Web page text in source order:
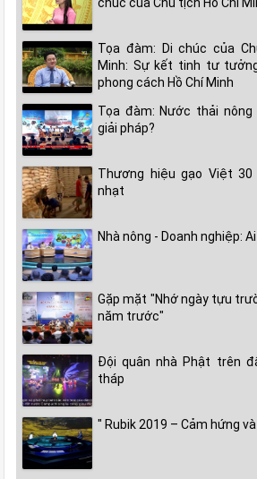
Tọa đàm: Di chúc của
Minh: Sự kết tinh tư
phong cách Hồ Chí Minh
Tọa đàm: Nước thải
giải pháp?
Thương hiệu gạo Việt
nhạt
Nhà nông - Doanh nghiệp:
Gặp mặt "Nhớ ngày tựu
năm trước"
Đội quân nhà Phật trên
tháp
" Rubik 2019 – Cảm hứng